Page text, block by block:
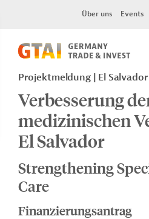
Über uns Events
Projektmeldung El Salvador
Verbesserung
medizinischen
El Salvador
Strengthening
Care
Finanzierungsantrag